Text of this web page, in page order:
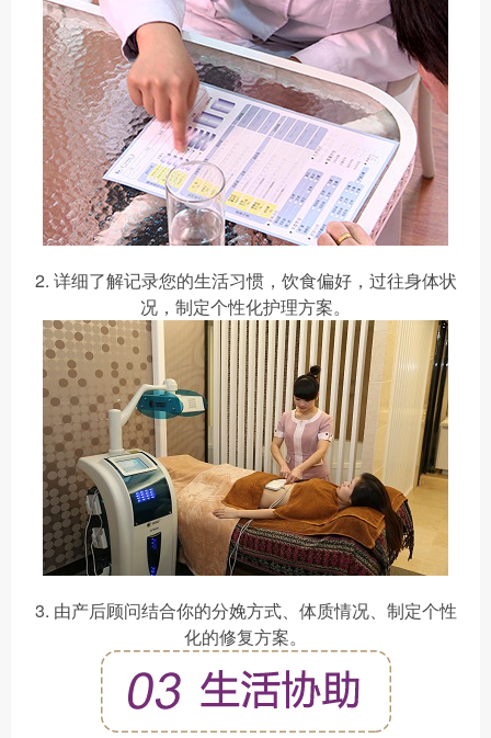
2. 详细了解记录您的生活习惯，饮食偏好，过往身体状
况，制定个性化护理方案。
3. 由产后顾问结合你的分娩方式、体质情况、制定个性
化的修复方案。